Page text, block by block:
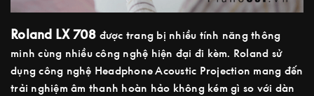
Roland LX 708 được trang bị nhiều tính năng thông
minh cùng nhiều công nghệ hiện đại đi kèm. Roland sử
dụng công nghệ Headphone Acoustic Projection mang đến
trải nghiệm âm thanh hoàn hảo không kém gì so với dàn